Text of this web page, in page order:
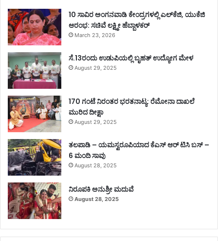
10 ಸಾವಿರ ಅಂಗನವಾಡಿ ಕೇಂದ್ರಗಳಲ್ಲಿ ಎಲ್‌ಕೆಜಿ, ಯುಕೆಜಿ
ಆರಂಭ: ಸಚಿವೆ ಲಕ್ಷ್ಮೀ ಹೆಬ್ಬಾಳಕರ್
March 23, 2026
ಸೆ.13ರಂದು ಉಡುಪಿಯಲ್ಲಿ ಬೃಹತ್ ಉದ್ಯೋಗ ಮೇಳ
August 29, 2025
170 ಗಂಟೆ ನಿರಂತರ ಭರತನಾಟ್ಯ: ರೆಮೋನಾ ದಾಖಲೆ
ಮುರಿದ ದೀಕ್ಷಾ
August 29, 2025
ತಲಪಾಡಿ – ಯಮಸ್ವರೂಪಿಯಾದ ಕೆಎಸ್ ಆರ್ ಟಿಸಿ ಬಸ್ –
6 ಮಂದಿ ಸಾವು
August 28, 2025
ನಿರೂಪಕಿ ಅನುಶ್ರೀ ಮದುವೆ
August 28, 2025